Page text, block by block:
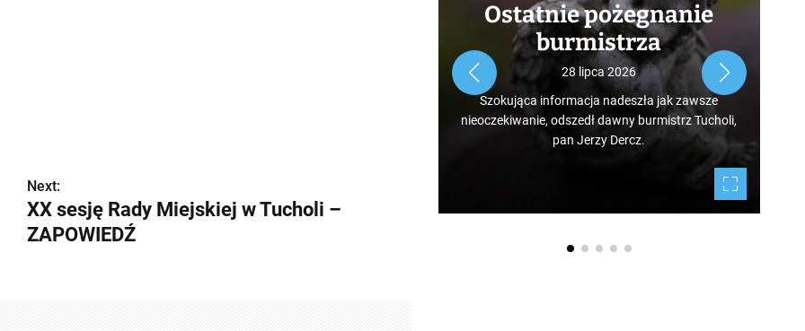
Next:
XX sesję Rady Miejskiej w Tucholi –
ZAPOWIEDŹ
Ostatnie pożegnanie
burmistrza
28 lipca 2026
Szokująca informacja nadeszła jak zawsze
nieoczekiwanie, odszedł dawny burmistrz Tucholi,
pan Jerzy Dercz.